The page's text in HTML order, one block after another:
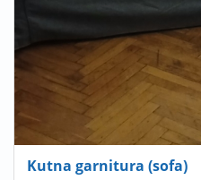
Kutna garnitura (sofa)